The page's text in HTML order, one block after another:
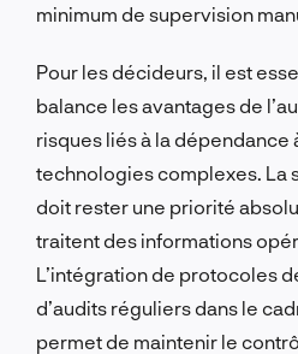
minimum de supervision
Pour les décideurs, il est
balance les avantages de
risques liés à la dépendance
technologies complexes. La
doit rester une priorité
traitent des informations
L’intégration de protocoles
d’audits réguliers dans le
permet de maintenir le